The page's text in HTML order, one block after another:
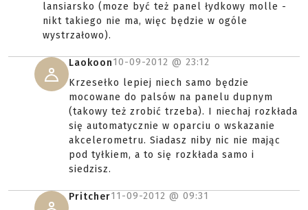
lansiarsko (moze być też panel łydkowy molle -
nikt takiego nie ma, więc będzie w ogóle
wystrzałowo).
Laokoon10-09-2012 @ 23:12
Krzesełko lepiej niech samo będzie
mocowane do palsów na panelu dupnym
(takowy też zrobić trzeba). I niechaj rozkłada
się automatycznie w oparciu o wskazanie
akcelerometru. Siadasz niby nic nie mając
pod tyłkiem, a to się rozkłada samo i
siedzisz.
Pritcher11-09-2012 @ 09:31